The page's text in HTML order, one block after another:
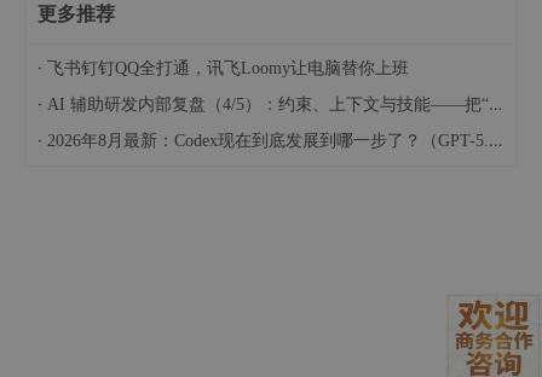
完成后重启电脑。
1.2 配置 WSL 系统（可选但推荐）
打开 Ubuntu 终端，检查更新并安装必要工具：
更多推荐
· 飞书钉钉QQ全打通，讯飞Loomy让电脑替你上班
· AI 辅助研发内部复盘（4/5）：约束、上下文与技能——把“人的判断”工程化
· 2026年8月最新：Codex现在到底发展到哪一步了？（GPT-5.6与ChatGPT Pro分享）